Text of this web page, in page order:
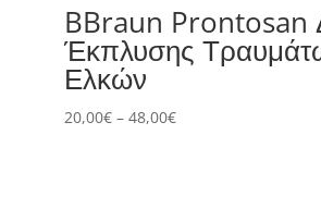
BBraun Prontosan
Έκπλυσης
Ελκών
20,00€ – 48,00€Price